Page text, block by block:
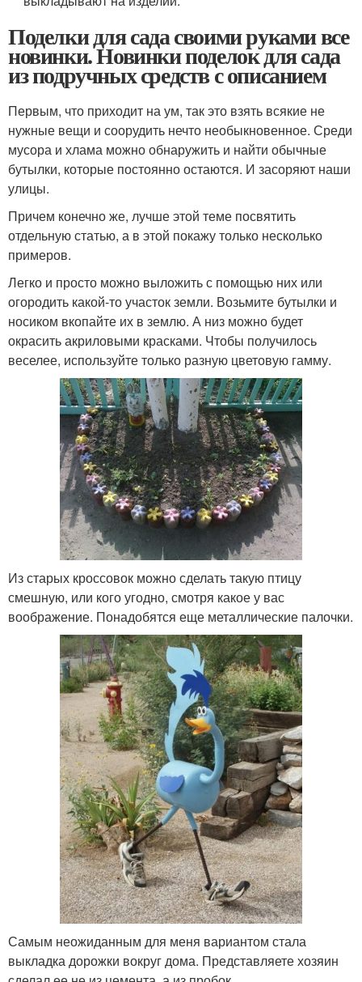
Поделки для сада своими руками все
новинки. Новинки поделок для сада
из подручных средств с описанием
Первым, что приходит на ум, так это взять всякие не
нужные вещи и соорудить нечто необыкновенное. Среди
мусора и хлама можно обнаружить и найти обычные
бутылки, которые постоянно остаются. И засоряют наши
улицы.
Причем конечно же, лучше этой теме посвятить
отдельную статью, а в этой покажу только несколько
примеров.
Легко и просто можно выложить с помощью них или
огородить какой-то участок земли. Возьмите бутылки и
носиком вкопайте их в землю. А низ можно будет
окрасить акриловыми красками. Чтобы получилось
веселее, используйте только разную цветовую гамму.
Из старых кроссовок можно сделать такую птицу
смешную, или кого угодно, смотря какое у вас
воображение. Понадобятся еще металлические палочки.
Самым неожиданным для меня вариантом стала
выкладка дорожки вокруг дома. Представляете хозяин